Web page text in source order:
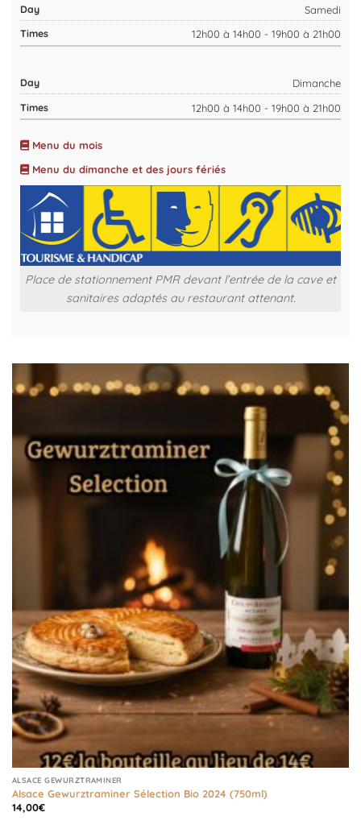
Samedi
12h00 à 14h00 - 19h00 à 21h00
Dimanche
12h00 à 14h00 - 19h00 à 21h00
Menu du mois
Menu du dimanche et des jours fériés
Place de stationnement PMR devant l’entrée de la cave et
sanitaires adaptés au restaurant attenant.
ALSACE GEWURZTRAMINER
Alsace Gewurztraminer Sélection Bio 2024 (750ml)
14,00€